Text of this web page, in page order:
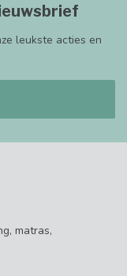
leukste acties en
matras,